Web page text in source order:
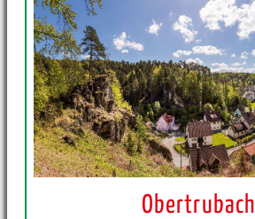
Obertrubach